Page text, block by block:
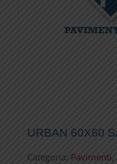
URBAN 60X60
Categoria: Pavimenti,